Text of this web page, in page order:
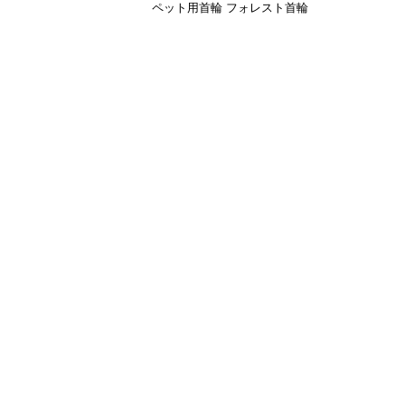
ペット用首輪 フォレスト首輪